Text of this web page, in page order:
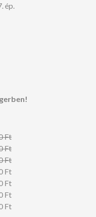
ép.
Ft
Ft
Ft
Ft
Ft
Ft
Ft